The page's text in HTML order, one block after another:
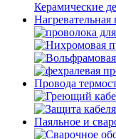
Керамические
Нагревательная
Провода
Паяльное и